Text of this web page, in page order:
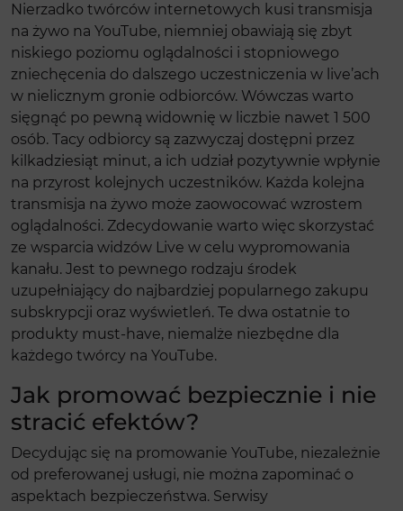
Nierzadko twórców internetowych kusi transmisja
na żywo na YouTube, niemniej obawiają się zbyt
niskiego poziomu oglądalności i stopniowego
zniechęcenia do dalszego uczestniczenia w live’ach
w nielicznym gronie odbiorców. Wówczas warto
sięgnąć po pewną widownię w liczbie nawet 1 500
osób. Tacy odbiorcy są zazwyczaj dostępni przez
kilkadziesiąt minut, a ich udział pozytywnie wpłynie
na przyrost kolejnych uczestników. Każda kolejna
transmisja na żywo może zaowocować wzrostem
oglądalności. Zdecydowanie warto więc skorzystać
ze wsparcia widzów Live w celu wypromowania
kanału. Jest to pewnego rodzaju środek
uzupełniający do najbardziej popularnego zakupu
subskrypcji oraz wyświetleń. Te dwa ostatnie to
produkty must-have, niemalże niezbędne dla
każdego twórcy na YouTube.
Jak promować bezpiecznie i nie
stracić efektów?
Decydując się na promowanie YouTube, niezależnie
od preferowanej usługi, nie można zapominać o
aspektach bezpieczeństwa. Serwisy